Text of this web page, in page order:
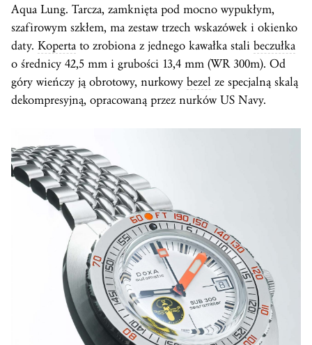
Aqua Lung. Tarcza, zamknięta pod mocno wypukłym,
szafirowym szkłem, ma zestaw trzech wskazówek i okienko
daty. Koperta to zrobiona z jednego kawałka stali beczułka
o średnicy 42,5 mm i grubości 13,4 mm (WR 300m). Od
góry wieńczy ją obrotowy, nurkowy bezel ze specjalną skalą
dekompresyjną, opracowaną przez nurków US Navy.